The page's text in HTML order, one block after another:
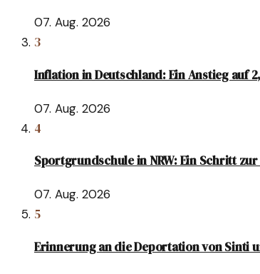
07. Aug. 2026
3
Inflation in Deutschland: Ein Anstieg auf
07. Aug. 2026
4
Sportgrundschule in NRW: Ein Schritt
07. Aug. 2026
5
Erinnerung an die Deportation von Sinti